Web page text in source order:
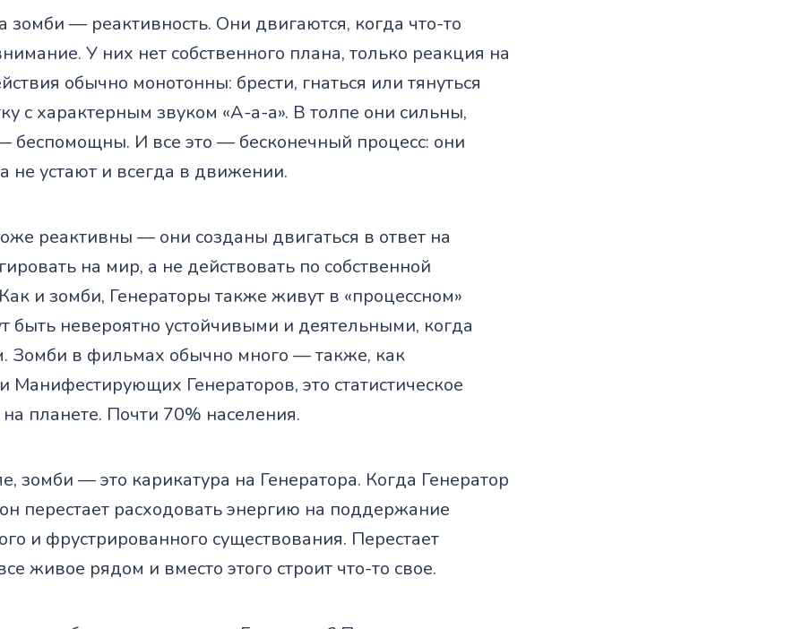
зомби — реактивность. Они двигаются, когда что-то
У них нет собственного плана, только реакция на
обычно монотонны: брести, гнаться или тянуться
с характерным звуком «А-а-а». В толпе они сильны,
беспомощны. И все это — бесконечный процесс: они
не устают и всегда в движении.
реактивны — они созданы двигаться в ответ на
на мир, а не действовать по собственной
и зомби, Генераторы также живут в «процессном»
быть невероятно устойчивыми и деятельными, когда
Зомби в фильмах обычно много — также, как
Манифестирующих Генераторов, это статистическое
планете. Почти 70% населения.
зомби — это карикатура на Генератора. Когда Генератор
перестает расходовать энергию на поддержание
и фрустрированного существования. Перестает
живое рядом и вместо этого строит что-то свое.